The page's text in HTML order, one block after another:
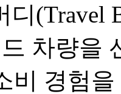
디(Travel
차량을
비 경험